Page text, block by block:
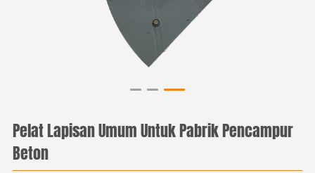
Pelat Lapisan Umum Untuk Pabrik Pencampur
Beton